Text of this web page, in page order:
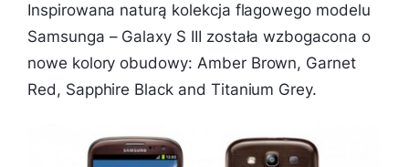
Inspirowana naturą kolekcja flagowego modelu
Samsunga – Galaxy S III została wzbogacona o
nowe kolory obudowy: Amber Brown, Garnet
Red, Sapphire Black and Titanium Grey.